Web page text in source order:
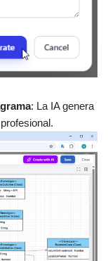
: La IA genera